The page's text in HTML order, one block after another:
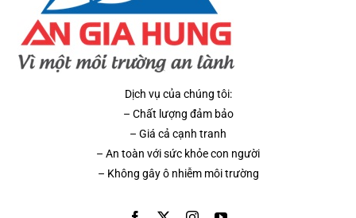
Dịch vụ của chúng tôi:
– Chất lượng đảm bảo
– Giá cả cạnh tranh
– An toàn với sức khỏe con người
– Không gây ô nhiễm môi trường